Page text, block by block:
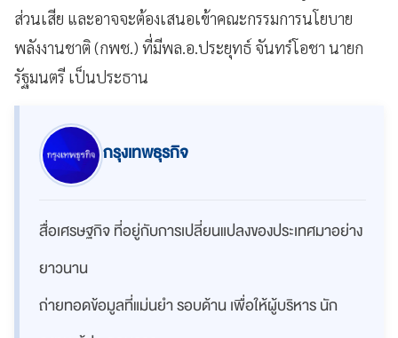
ส่วนเสีย และอาจจะต้องเสนอเข้าคณะกรรมการนโยบาย
พลังงานชาติ (กพช.) ที่มีพล.อ.ประยุทธ์ จันทร์โอชา นายก
รัฐมนตรี เป็นประธาน
กรุงเทพธุรกิจ
สื่อเศรษฐกิจ ที่อยู่กับการเปลี่ยนแปลงของประเทศมาอย่าง
ยาวนาน
ถ่ายทอดข้อมูลที่แม่นยำ รอบด้าน เพื่อให้ผู้บริหาร นัก